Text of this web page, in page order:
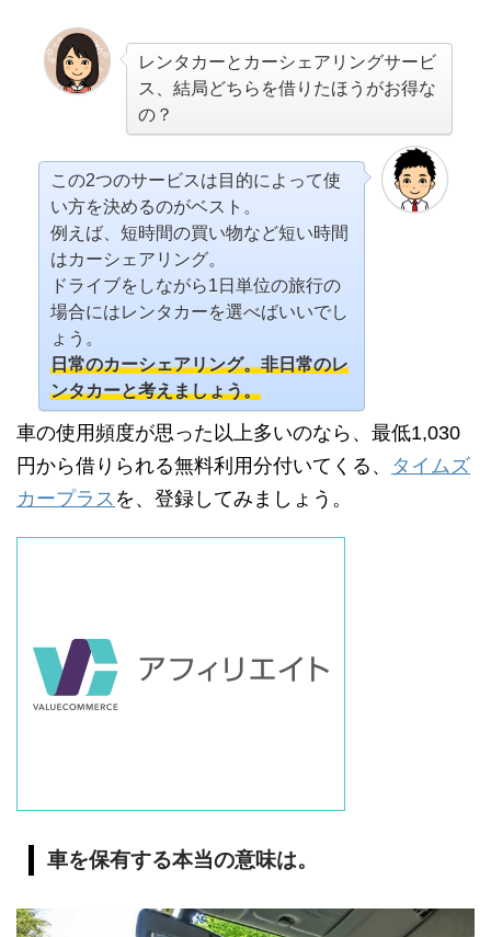
レンタカーとカーシェアリングサービ
ス、結局どちらを借りたほうがお得な
の？
この2つのサービスは目的によって使
い方を決めるのがベスト。
例えば、短時間の買い物など短い時間
はカーシェアリング。
ドライブをしながら1日単位の旅行の
場合にはレンタカーを選べばいいでし
ょう。
日常のカーシェアリング。非日常のレ
ンタカーと考えましょう。
車の使用頻度が思った以上多いのなら、最低1,030
円から借りられる無料利用分付いてくる、 タイムズ
カープラス を、登録してみましょう。
車を保有する本当の意味は。